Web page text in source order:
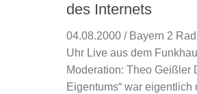
des Internets
04.08.2000 / Bayern 2
Uhr Live aus dem
Moderation: Theo Geißler
Eigentums“ war eigentlich